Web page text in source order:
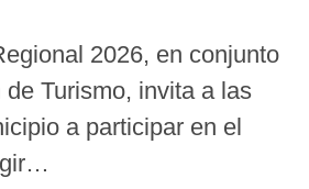
2026, en conjunto
Turismo, invita a las
a participar en el